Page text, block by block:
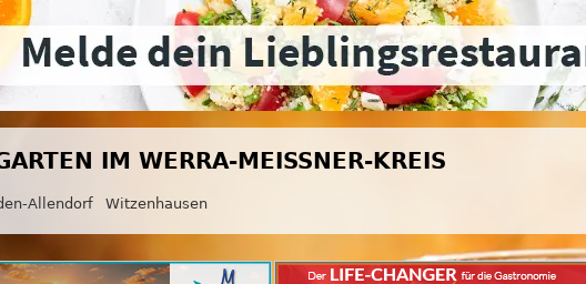
IM WERRA-MEISSNER-KREIS
Allendorf Witzenhausen